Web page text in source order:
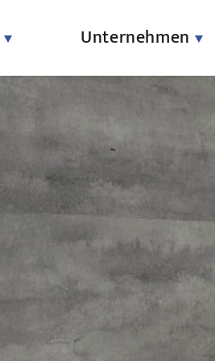
Unternehmen